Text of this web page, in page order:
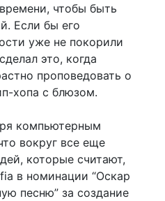
чтобы быть
Если бы его
уже не покорили
это, когда
проповедовать о
хопа с блюзом.
компьютерным
вокруг все еще
которые считают,
в номинации “Оскар
песню” за создание